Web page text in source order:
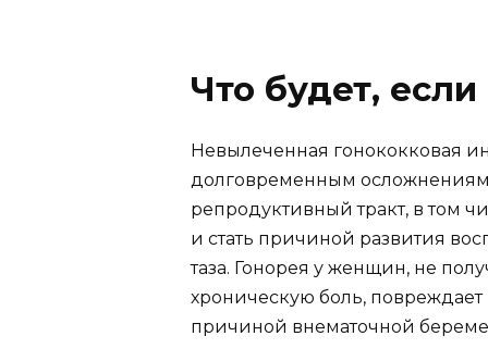
Что будет,
Невылеченная гонококковая
долговременным
репродуктивный тракт, в том
и стать причиной развития
таза. Гонорея у женщин, не
хроническую боль,
причиной внематочной